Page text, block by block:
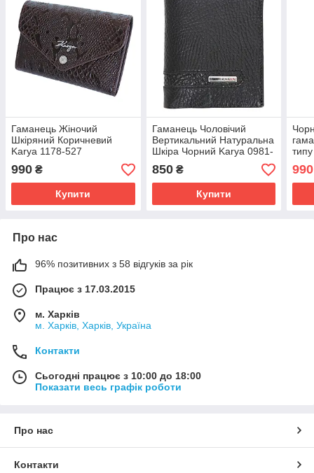
Гаманець Жіночий
Шкіряний Коричневий
Karya 1178-527
990 ₴
Купити
Гаманець Чоловічий
Вертикальний Натуральна
Шкіра Чорний Karya 0981-
850₴
Купити
MC-
990
Про нас
96% позитивних з 58 відгуків за рік
Працює з 17.03.2015
м. Харків
м. Харків, Харків, Україна
Контакти
Сьогодні працює з 10:00 до 18:00
Показати весь графік роботи
Про нас
Контакти